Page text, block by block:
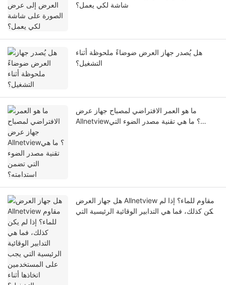
شاشة لكي يعمل؟
هل يُصدر جهاز العرض ضوضاءً ملحوظة أثناء
التشغيل؟
ما هو العمر الافتراضي لمصباح جهاز عرض
Allnetview؟ ما هي تقنية مصدر الضوء التي
هل جهاز العرض Allnetview مقاوم للماء؟ إذا لم
يكن كذلك، فما هي التدابير الوقائية الرئيسية التي